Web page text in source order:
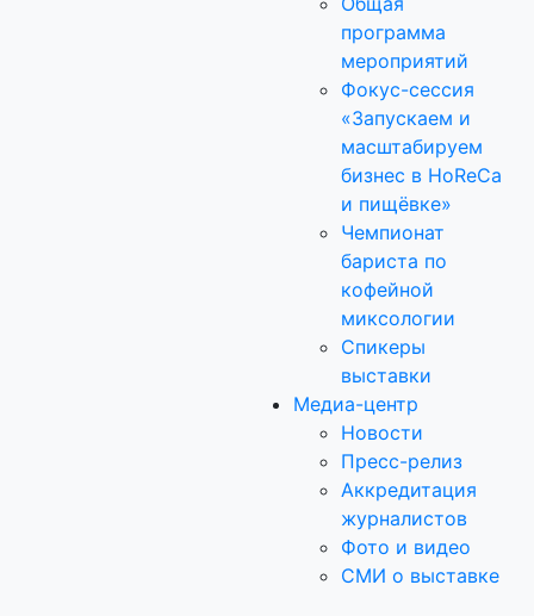
программа
мероприятий
Фокус-сессия
«Запускаем и
масштабируем
бизнес в HoReCa
и пищёвке»
Чемпионат
бариста по
кофейной
миксологии
Спикеры
выставки
Медиа-центр
Новости
Пресс-релиз
Аккредитация
журналистов
Фото и видео
СМИ о выставке